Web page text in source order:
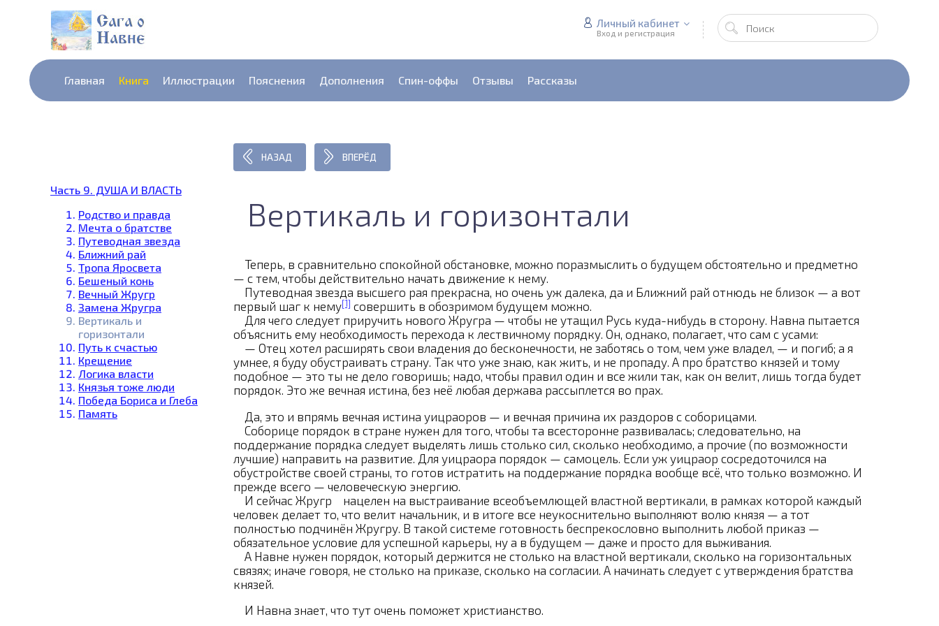
Личный кабинет
Вход и регистрация
Главная Книга Иллюстрации Пояснения Дополнения Спин-оффы Отзывы Рассказы
Часть 9. ДУША И ВЛАСТЬ
Родство и правда
Мечта о братстве
Путеводная звезда
Ближний рай
Тропа Яросвета
Бешеный конь
Вечный Жругр
Замена Жругра
Вертикаль и
горизонтали
Путь к счастью
Крещение
Логика власти
Князья тоже люди
Победа Бориса и Глеба
Память
НАЗАД ВПЕРЁД
Вертикаль и горизонтали
Теперь, в сравнительно спокойной обстановке, можно поразмыслить о будущем обстоятельно и предметно
— с тем, чтобы действительно начать движение к нему.
Путеводная звезда высшего рая прекрасна, но очень уж далека, да и Ближний рай отнюдь не близок — а вот
первый шаг к нему[1] совершить в обозримом будущем можно.
Для чего следует приручить нового Жругра — чтобы не утащил Русь куда-нибудь в сторону. Навна пытается
объяснить ему необходимость перехода к лествичному порядку. Он, однако, полагает, что сам с усами:
— Отец хотел расширять свои владения до бесконечности, не заботясь о том, чем уже владел, — и погиб; а я
умнее, я буду обустраивать страну. Так что уже знаю, как жить, и не пропаду. А про братство князей и тому
подобное — это ты не дело говоришь; надо, чтобы правил один и все жили так, как он велит, лишь тогда будет
порядок. Это же вечная истина, без неё любая держава рассыплется во прах.
Да, это и впрямь вечная истина уицраоров — и вечная причина их раздоров с соборицами.
Соборице порядок в стране нужен для того, чтобы та всесторонне развивалась; следовательно, на
поддержание порядка следует выделять лишь столько сил, сколько необходимо, а прочие (по возможности
лучшие) направить на развитие. Для уицраора порядок — самоцель. Если уж уицраор сосредоточился на
обустройстве своей страны, то готов истратить на поддержание порядка вообще всё, что только возможно. И
прежде всего — человеческую энергию.
И сейчас Жругр нацелен на выстраивание всеобъемлющей властной вертикали, в рамках которой каждый
человек делает то, что велит начальник, и в итоге все неукоснительно выполняют волю князя — а тот
полностью подчинён Жругру. В такой системе готовность беспрекословно выполнить любой приказ —
обязательное условие для успешной карьеры, ну а в будущем — даже и просто для выживания.
А Навне нужен порядок, который держится не столько на властной вертикали, сколько на горизонтальных
связях; иначе говоря, не столько на приказе, сколько на согласии. А начинать следует с утверждения братства
князей.
И Навна знает, что тут очень поможет христианство.